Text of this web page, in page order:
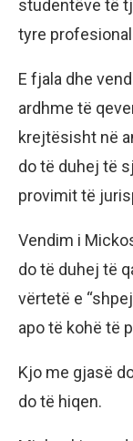
studentëve të
tyre
E fjala dhe
ardhme të
krejtësisht në
do të duhej të
provimit të
Vendim i
do të duhej të
vërtetë e
apo të kohë të
Kjo me gjasë
do të hiqen.